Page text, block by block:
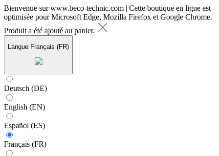
Bienvenue sur www.beco-technic.com | Cette boutique en ligne est
optimisée pour Microsoft Edge, Mozilla Firefox et Google Chrome.
Produit a été ajouté au panier.
Langue Français (FR)
Deutsch (DE)
English (EN)
Español (ES)
Français (FR)